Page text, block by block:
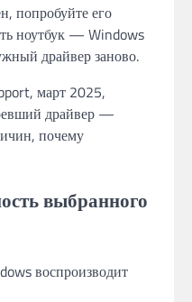
попробуйте его
ноутбук — Windows
драйвер заново.
март 2025,
драйвер —
почему
выбранного
воспроизводит